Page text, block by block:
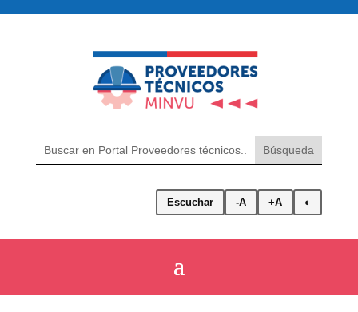
Escuchar -A +A ◐